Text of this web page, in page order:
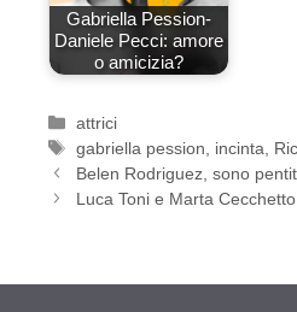
Gabriella Pession-
Daniele Pecci: amore
o amicizia?
Categorie
attrici
Tag
gabriella pession incinta
Belen Rodriguez, sono
Luca Toni e Marta